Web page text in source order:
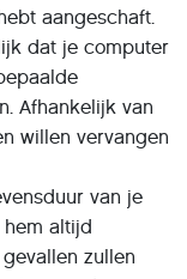
aangeschaft.
dat je computer
Afhankelijk van
willen vervangen
van je
altijd
zullen